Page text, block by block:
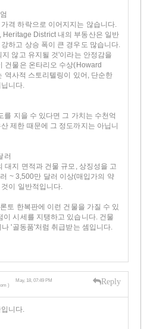
격 하락으로 이어지지는 않습니다.
Heritage District 내의 부동산은 일반
하고 상승 폭이 큰 경우도 많습니다.
않고 유지될 것'이라는 안정감을
건물은 온타리오 수상(Howard
역사적 스토리텔링이 있어, 단순한
니다.
를 지을 수 있다면 그 가치는 수천억
제한 때문에 그 정도까지는 아닙니
러
대지 면적과 건물 규모, 상징성을 고
~ 3,500만 달러 이상(매입가의 약
이 일반적입니다.
토 한복판에 이런 건물을 가질 수 있
이 시세를 지탱하고 있습니다. 건물
'골동품'처럼 취급받는 셈입니다.
)
May, 18, 07:49 PM Reply
니다.